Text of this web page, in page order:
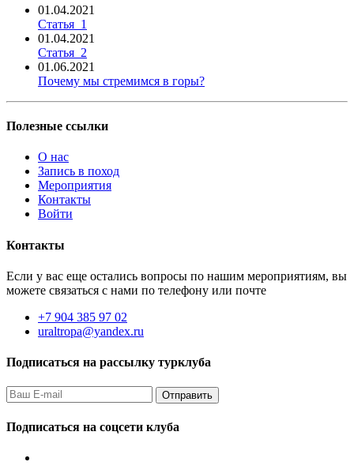
01.04.2021
Статья_1
01.04.2021
Статья_2
01.06.2021
Почему мы стремимся в горы?
Полезные ссылки
О нас
Запись в поход
Мероприятия
Контакты
Войти
Контакты
Если у вас еще остались вопросы по нашим мероприятиям, вы
можете связаться с нами по телефону или почте
+7 904 385 97 02
uraltropa@yandex.ru
Подписаться на рассылку турклуба
Подписаться на соцсети клуба